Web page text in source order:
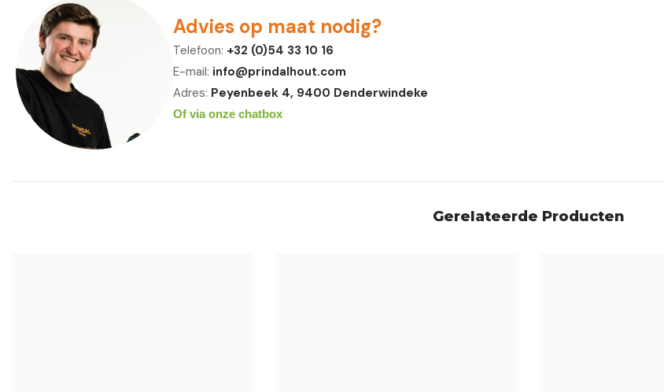
Advies op maat nodig?
Telefoon: +32 (0)54 33 10 16
E-mail: info@prindalhout.com
Adres: Peyenbeek 4, 9400 Denderwindeke
Of via onze chatbox
Gerelateerde Producten